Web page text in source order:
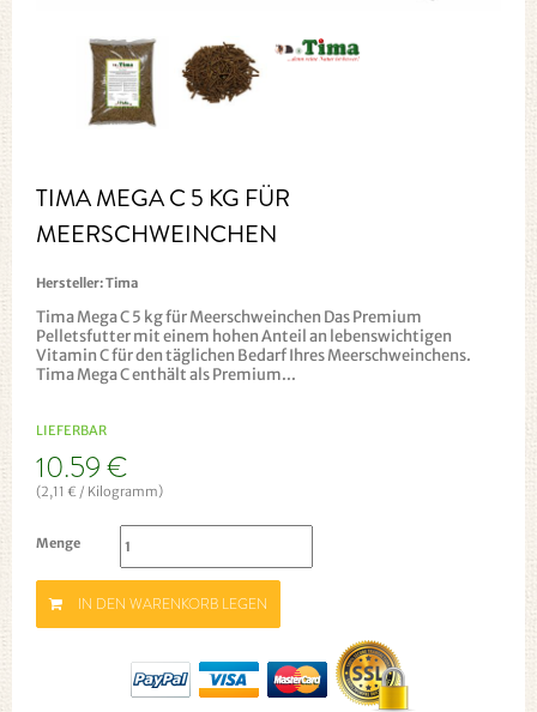
TIMA MEGA C 5 KG FÜR
MEERSCHWEINCHEN
Hersteller:Tima
Tima Mega C 5 kg für Meerschweinchen Das Premium
Pelletsfutter mit einem hohen Anteil an lebenswichtigen
Vitamin C für den täglichen Bedarf Ihres Meerschweinchens.
Tima Mega C enthält als Premium...
LIEFERBAR
10.59 €
(2,11 € / Kilogramm)
Menge
IN DEN WARENKORB LEGEN